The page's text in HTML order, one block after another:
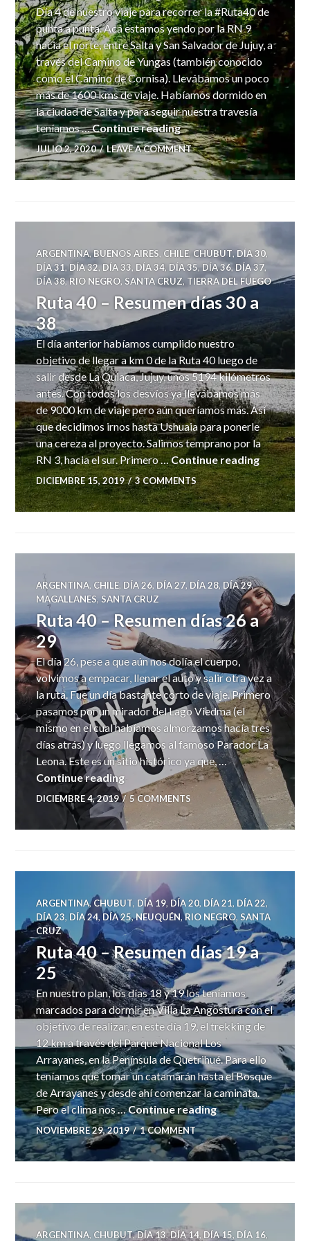
Día 4 de nuestro viaje para recorrer la #Ruta40 de
punta a punta. Acá estamos yendo por la RN 9
hacia el norte, entre Salta y San Salvador de Jujuy, a
través del Camino de Yungas (también conocido
como el Camino de Cornisa). Llevábamos un poco
más de 1600 kms de viaje. Habíamos dormido en
la ciudad de Salta y para seguir nuestra travesía
teníamos …Continue readingCamino de Yungas
JULIO 2, 2020 LEAVE A COMMENT
ARGENTINA,BUENOS AIRES, CHILE,CHUBUT,DÍA 30,
DÍA 31,DÍA 32, DÍA 33, DÍA 34,DÍA 35,DÍA 36, DÍA 37,
DÍA 38,RIO NEGRO,SANTA CRUZ, TIERRA DEL FUEGO
Ruta 40 – Resumen días 30 a
38
El día anterior habíamos cumplido nuestro
objetivo de llegar a km 0 de la Ruta 40 luego de
salir desde La Quiaca, Jujuy, unos 5194 kilómetros
antes. Con todos los desvíos ya llevábamos más
de 9000 km de viaje pero aún queríamos más. Así
que decidimos irnos hasta Ushuaia para ponerle
una cereza al proyecto. Salimos temprano por la
RN 3, hacia el sur. Primero …Continue readingRuta 40 –
DICIEMBRE 15, 2019 3 COMMENTS
ARGENTINA,CHILE, DÍA 26, DÍA 27, DÍA 28, DÍA 29,
MAGALLANES,SANTA CRUZ
Ruta 40 – Resumen días 26 a
29
El día 26, pese a que aún nos dolía el cuerpo,
volvimos a empacar, llenar el auto y salir otra vez a
la ruta. Fue un día bastante corto de viaje. Primero
pasamos por un mirador del Lago Viedma (el
mismo en el cual habíamos almorzamos hacía tres
días atrás) y luego llegamos al famoso Parador La
Leona. Este es un sitio histórico ya que, …
Continue readingRuta 40 – Resumen días 26 a 29
DICIEMBRE 4, 2019 5 COMMENTS
ARGENTINA,CHUBUT, DÍA 19, DÍA 20, DÍA 21, DÍA 22,
DÍA 23, DÍA 24,DÍA 25,NEUQUÉN,RIO NEGRO,SANTA
CRUZ
Ruta 40 – Resumen días 19 a
25
En nuestro plan, los días 18 y 19 los teníamos
marcados para dormir en Villa La Angostura con el
objetivo de realizar, en este día 19, el trekking de
12 km a través del Parque Nacional Los
Arrayanes, en la Península de Quetrihué. Para ello
teníamos que tomar un catamarán hasta el Bosque
de Arrayanes y desde ahí comenzar la caminata.
Pero el clima nos …Continue readingRuta 40 –
NOVIEMBRE 29, 2019 1 COMMENT
ARGENTINA,CHUBUT,DÍA 13,DÍA 14, DÍA 15, DÍA 16,